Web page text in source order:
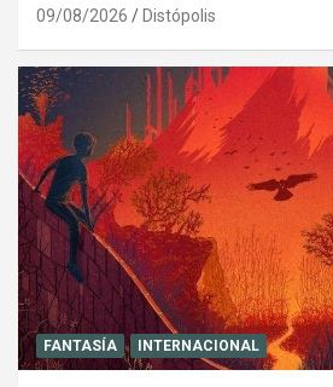
09/08/2026 Distópolis
FANTASÍA INTERNACIONAL